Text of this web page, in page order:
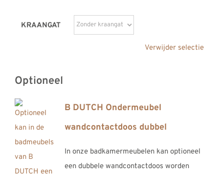
KRAANGAT
Verwijder selectie
Optioneel
B DUTCH Ondermeubel
wandcontactdoos dubbel
In onze badkamermeubelen kan optioneel
een dubbele wandcontactdoos worden